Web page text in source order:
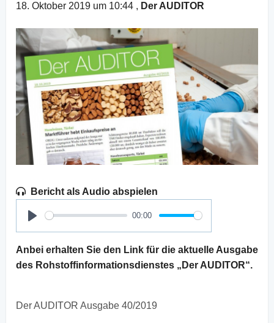
18. Oktober 2019 um 10:44 , Der AUDITOR
Bericht als Audio abspielen
Play
00:00
Anbei erhalten Sie den Link für die aktuelle Ausgabe
des Rohstoffinformationsdienstes „Der AUDITOR“.
Der AUDITOR Ausgabe 40/2019